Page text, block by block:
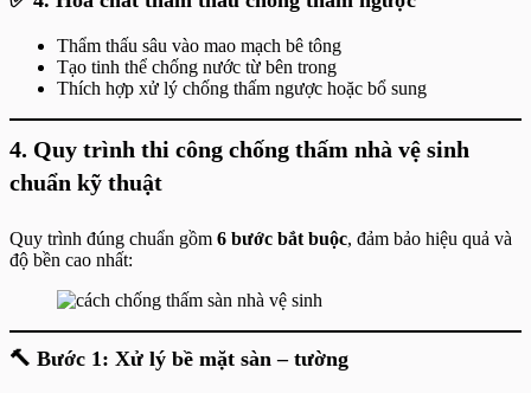
Thẩm thấu sâu vào mao mạch bê tông
Tạo tinh thể chống nước từ bên trong
Thích hợp xử lý chống thấm ngược hoặc bổ sung
4. Quy trình thi công chống thấm nhà vệ sinh
chuẩn kỹ thuật
Quy trình đúng chuẩn gồm 6 bước bắt buộc, đảm bảo hiệu quả và
độ bền cao nhất:
🔨 Bước 1: Xử lý bề mặt sàn – tường